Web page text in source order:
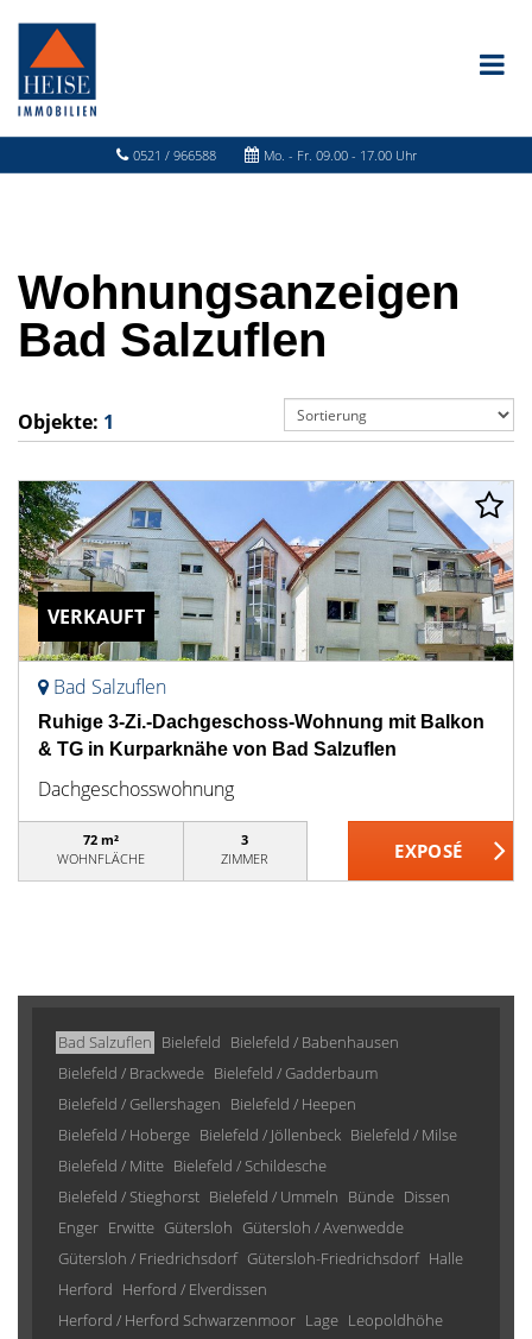
0521 / 966588 Mo. - Fr. 09.00 - 17.00 Uhr
Wohnungsanzeigen
Bad Salzuflen
Objekte: 1
VERKAUFT
Bad Salzuflen
Ruhige 3-Zi.-Dachgeschoss-Wohnung mit Balkon
& TG in Kurparknähe von Bad Salzuflen
Dachgeschosswohnung
72 m²
WOHNFLÄCHE
3
ZIMMER
Bad Salzuflen Bielefeld Bielefeld / Babenhausen
Bielefeld / Brackwede Bielefeld / Gadderbaum
Bielefeld / Gellershagen Bielefeld / Heepen
Bielefeld / Hoberge Bielefeld / Jöllenbeck Bielefeld / Milse
Bielefeld / Mitte Bielefeld / Schildesche
Bielefeld / Stieghorst Bielefeld / Ummeln Bünde Dissen
Enger Erwitte Gütersloh Gütersloh / Avenwedde
Gütersloh / Friedrichsdorf Gütersloh-Friedrichsdorf Halle
Herford Herford / Elverdissen
Herford / Herford Schwarzenmoor Lage Leopoldhöhe